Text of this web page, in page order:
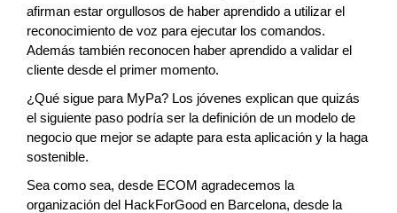
afirman estar orgullosos de haber aprendido a utilizar el
reconocimiento de voz para ejecutar los comandos.
Además también reconocen haber aprendido a validar el
cliente desde el primer momento.
¿Qué sigue para MyPa? Los jóvenes explican que quizás
el siguiente paso podría ser la definición de un modelo de
negocio que mejor se adapte para esta aplicación y la haga
sostenible.
Sea como sea, desde ECOM agradecemos la
organización del HackForGood en Barcelona, ​​desde la